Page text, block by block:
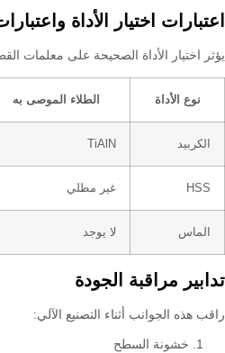
اعتبارات اختيار الأداة
يؤثر اختيار الأداة الصحيحة على معلمات
نوع الأداة الطلاء الموصى به
الكربيد TiAlN
HSS غير مطلي
الماس لا يوجد
تدابير مراقبة الجودة
راقب هذه الجوانب أثناء التصنيع الآلي:
خشونة السطح